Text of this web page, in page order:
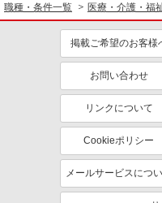
職種・条件一覧 医療・介護・福
掲載ご希望のお客様
お問い合わせ
リンクについて
Cookieポリシー
メールサービスにつ